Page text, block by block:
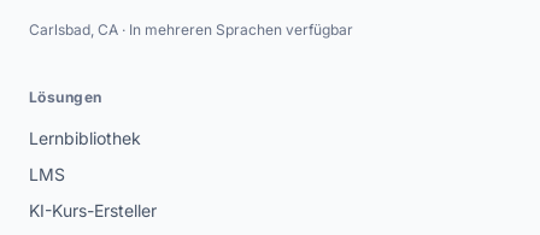
Carlsbad, CA · In mehreren Sprachen verfügbar
Lösungen
Lernbibliothek
LMS
KI-Kurs-Ersteller